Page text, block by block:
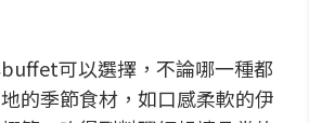
可以選擇，不論哪一種都
的季節食材，如口感柔軟的伊